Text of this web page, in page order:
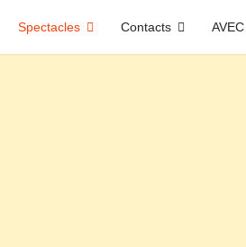
Spectacles Contacts AVEC